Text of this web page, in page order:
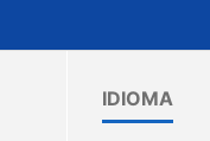
IDIOMA